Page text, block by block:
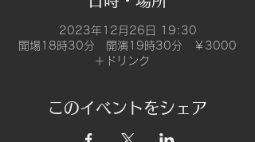
2023年12月26日 19:30
開場18時30分 開演19時30分 ￥3000
＋ドリンク
このイベントをシェア